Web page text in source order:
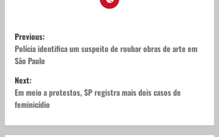
P
o
s
t
n
Previous:
Polícia identifica um suspeito de roubar obras de arte em
São Paulo
Next:
Em meio a protestos, SP registra mais dois casos de
feminicídio